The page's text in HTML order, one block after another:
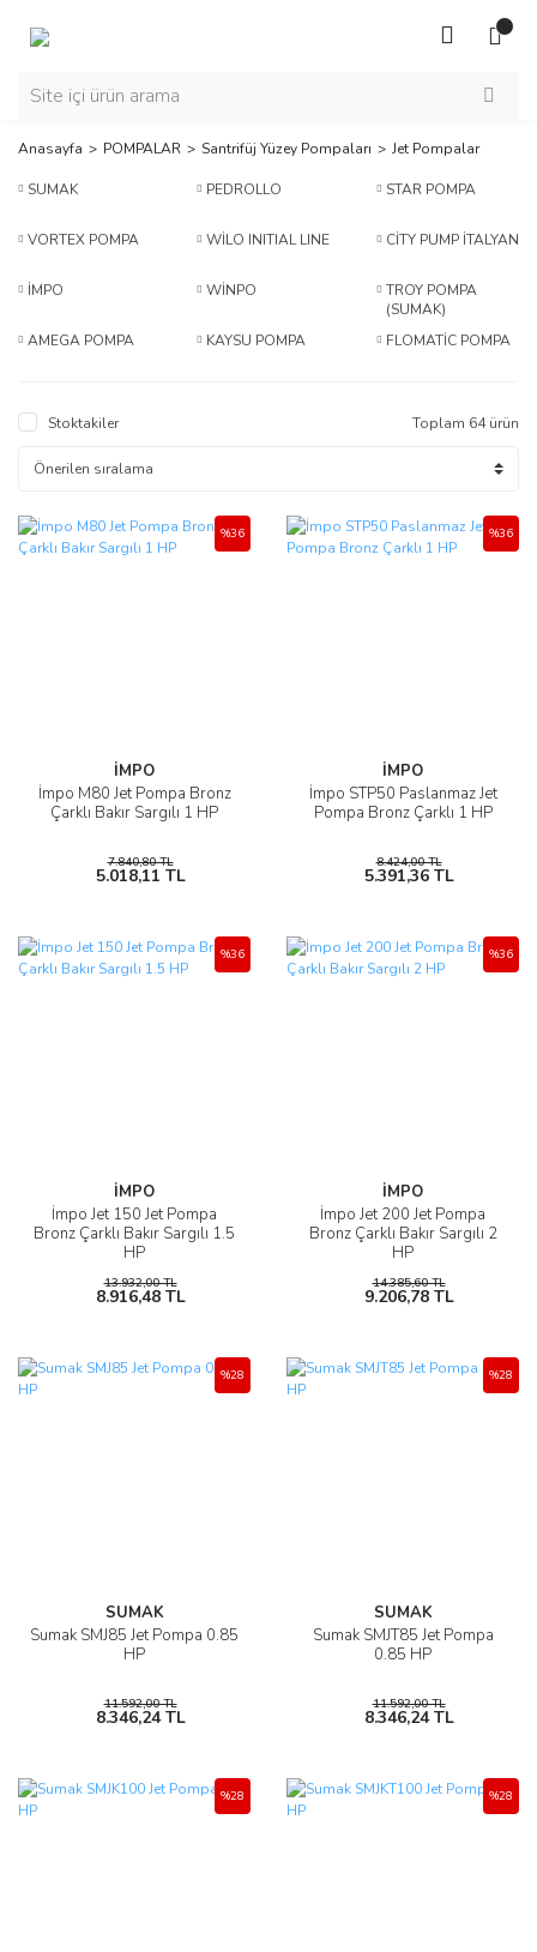
Anasayfa POMPALAR Santrifüj Yüzey Pompaları Jet Pompalar
SUMAK PEDROLLO STAR POMPA
VORTEX POMPA WİLO INITIAL LINE CİTY PUMP İTALYAN
İMPO WİNPO
TROY POMPA
(SUMAK)
AMEGA POMPA
KAYSU POMPA FLOMATİC POMPA
Stoktakiler Toplam 64 ürün
İMPO
İmpo M80 Jet Pompa Bronz
Çarklı Bakır Sargılı 1 HP
%36
7.840,80 TL
5.018,11 TL
İMPO
İmpo STP50 Paslanmaz Jet
Pompa Bronz Çarklı 1 HP
%36
8.424,00 TL
5.391,36 TL
İMPO
İmpo Jet 150 Jet Pompa
Bronz Çarklı Bakır Sargılı 1.5
HP
%36
13.932,00 TL
8.916,48 TL
İMPO
İmpo Jet 200 Jet Pompa
Bronz Çarklı Bakır Sargılı 2
HP
%36
14.385,60 TL
9.206,78 TL
SUMAK
Sumak SMJ85 Jet Pompa 0.85
HP
%28
11.592,00 TL
8.346,24 TL
SUMAK
Sumak SMJT85 Jet Pompa
0.85 HP
%28
11.592,00 TL
8.346,24 TL
%28 %28